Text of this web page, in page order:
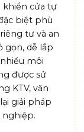
khiển cửa tự
biệt phù
tư và an
gọn, dễ lắp
môi
được sử
KTV, văn
giải pháp
nghiệp.